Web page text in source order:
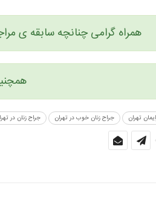
همراه گرامی چنانچه سابقه ی
تهران جراح زنان خوب در تهران جراح زنان در